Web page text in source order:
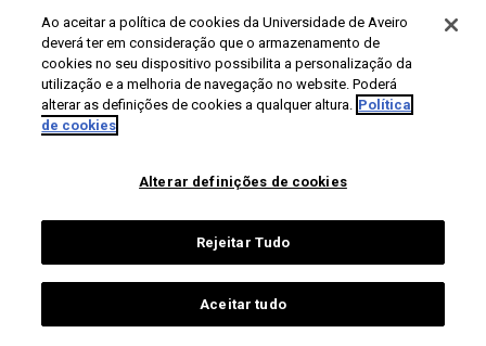
Universidade de Aveiro 2026
Ao aceitar a política de cookies da Universidade de Aveiro
deverá ter em consideração que o armazenamento de
cookies no seu dispositivo possibilita a personalização da
utilização e a melhoria de navegação no website. Poderá
alterar as definições de cookies a qualquer altura. Política
de cookies
Alterar definições de cookies
Rejeitar Tudo
Aceitar tudo